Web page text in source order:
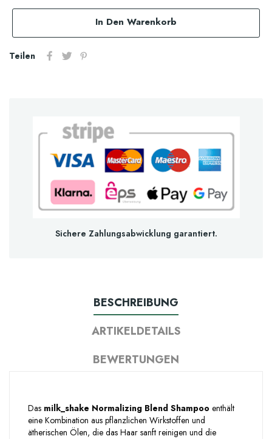
In Den Warenkorb
Teilen
Sichere Zahlungsabwicklung garantiert.
BESCHREIBUNG
ARTIKELDETAILS
BEWERTUNGEN
Das milk_shake Normalizing Blend Shampoo enthält
eine Kombination aus pflanzlichen Wirkstoffen und
ätherischen Ölen, die das Haar sanft reinigen und die